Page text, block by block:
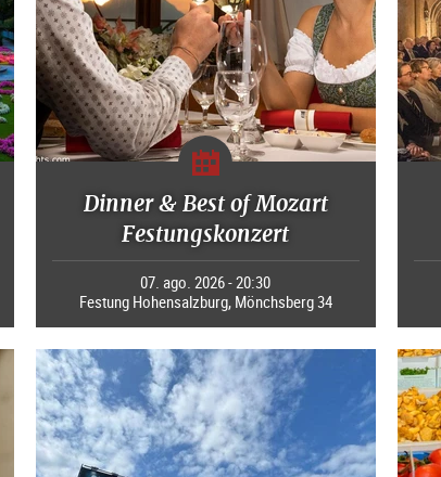
Dinner & Best of Mozart
Festungskonzert
07. ago. 2026 - 20:30
Festung Hohensalzburg, Mönchsberg 34